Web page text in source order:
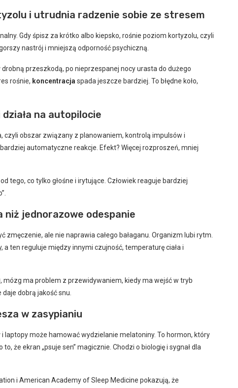
i utrudnia radzenie sobie ze stresem
Gdy śpisz za krótko albo kiepsko, rośnie poziom kortyzolu, czyli
nastrój i mniejszą odporność psychiczną.
przeszkodą, po nieprzespanej nocy urasta do dużego
rośnie, koncentracja spada jeszcze bardziej. To błędne koło,
na autopilocie
czyli obszar związany z planowaniem, kontrolą impulsów i
automatyczne reakcje. Efekt? Więcej rozproszeń, mniej
tego, co tylko głośne i irytujące. Człowiek reaguje bardziej
niż jednorazowe odespanie
ale nie naprawia całego bałaganu. Organizm lubi rytm.
ten reguluje między innymi czujność, temperaturę ciała i
mózg ma problem z przewidywaniem, kiedy ma wejść w tryb
dobrą jakość snu.
w zasypianiu
laptopy może hamować wydzielanie melatoniny. To hormon, który
że ekran „psuje sen” magicznie. Chodzi o biologię i sygnał dla
i American Academy of Sleep Medicine pokazują, że